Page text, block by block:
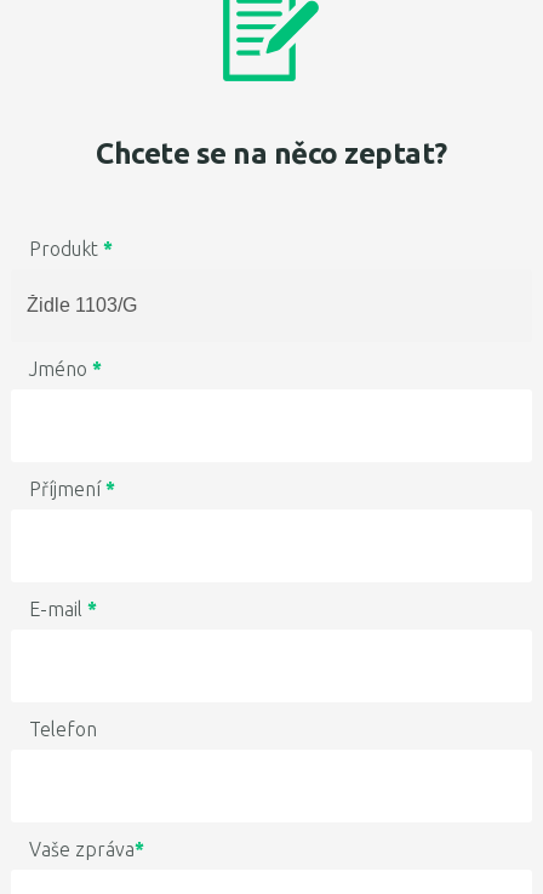
Chcete se na něco zeptat?
Produkt*
Jméno *
Příjmení*
E-mail *
Telefon
Vaše zpráva*